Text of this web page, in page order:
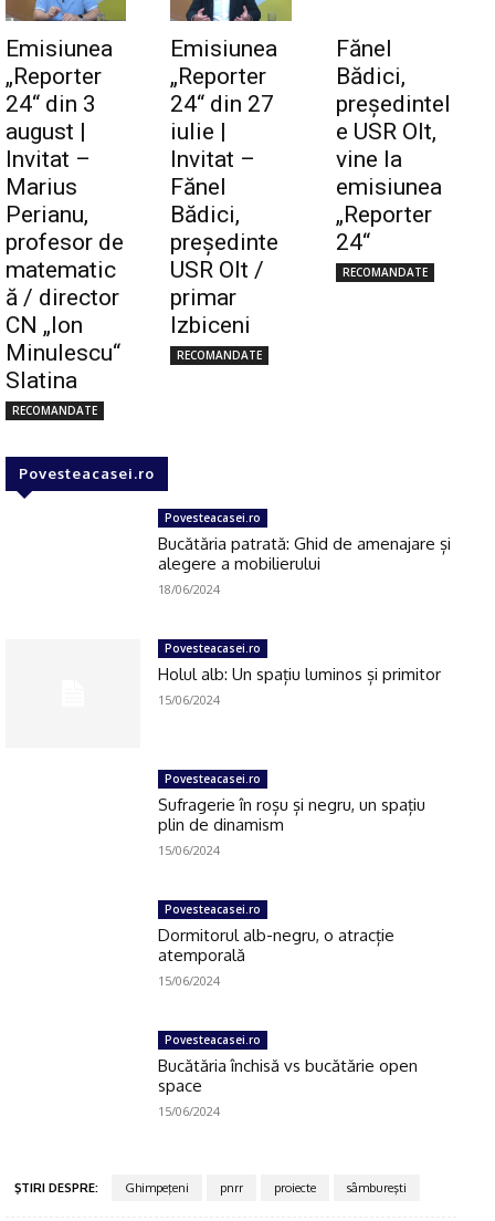
Emisiunea
„Reporter
24“ din 3
august |
Invitat –
Marius
Perianu,
profesor de
matematic
ă / director
CN „Ion
Minulescu“
Slatina
RECOMANDATE
Emisiunea
„Reporter
24“ din 27
iulie |
Invitat –
Fănel
Bădici,
preşedinte
USR Olt /
primar
Izbiceni
RECOMANDATE
Fănel
Bădici,
preşedintel
e USR Olt,
vine la
emisiunea
„Reporter
24“
RECOMANDATE
Povesteacasei.ro
Povesteacasei.ro
Bucătăria patrată: Ghid de amenajare și
alegere a mobilierului
18/06/2024
Povesteacasei.ro
Holul alb: Un spațiu luminos și primitor
15/06/2024
Povesteacasei.ro
Sufragerie în roșu și negru, un spațiu
plin de dinamism
15/06/2024
Povesteacasei.ro
Dormitorul alb-negru, o atracție
atemporală
15/06/2024
Povesteacasei.ro
Bucătăria închisă vs bucătărie open
space
15/06/2024
ŞTIRI DESPRE: Ghimpeţeni pnrr proiecte sâmbureşti